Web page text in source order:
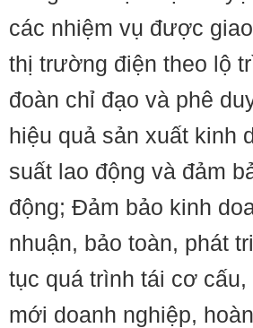
các nhiệm vụ được
thị trường điện theo lộ
đoàn chỉ đạo và phê
hiệu quả sản xuất kinh
suất lao động và đảm
động; Đảm bảo kinh
nhuận, bảo toàn, phát
tục quá trình tái cơ cấu,
mới doanh nghiệp,